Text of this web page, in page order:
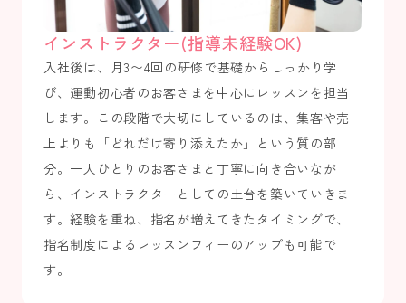
インストラクター(指導未経験OK)
入社後は、月3〜4回の研修で基礎からしっかり学
び、運動初心者のお客さまを中心にレッスンを担当
します。この段階で大切にしているのは、集客や売
上よりも「どれだけ寄り添えたか」という質の部
分。一人ひとりのお客さまと丁寧に向き合いなが
ら、インストラクターとしての土台を築いていきま
す。経験を重ね、指名が増えてきたタイミングで、
指名制度によるレッスンフィーのアップも可能で
す。